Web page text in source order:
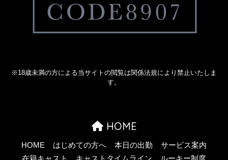
※18歳未満の方による当サイトの閲覧は関係法規により禁止いたしま
す。
HOME
HOME はじめての方へ 本日の出勤
サービス案内